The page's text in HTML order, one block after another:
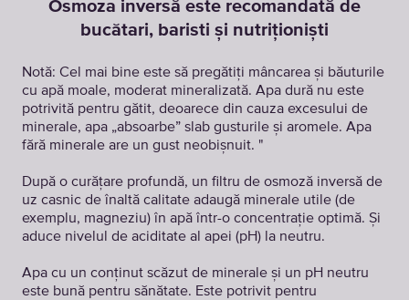
Osmoza inversă este recomandată de
bucătari, baristi și nutriționiști
Notă: Cel mai bine este să pregătiți mâncarea și băuturile
cu apă moale, moderat mineralizată. Apa dură nu este
potrivită pentru gătit, deoarece din cauza excesului de
minerale, apa „absoarbe” slab gusturile și aromele. Apa
fără minerale are un gust neobișnuit. "
După o curățare profundă, un filtru de osmoză inversă de
uz casnic de înaltă calitate adaugă minerale utile (de
exemplu, magneziu) în apă într-o concentrație optimă. Și
aduce nivelul de aciditate al apei (pH) la neutru.
Apa cu un conținut scăzut de minerale și un pH neutru
este bună pentru sănătate. Este potrivit pentru